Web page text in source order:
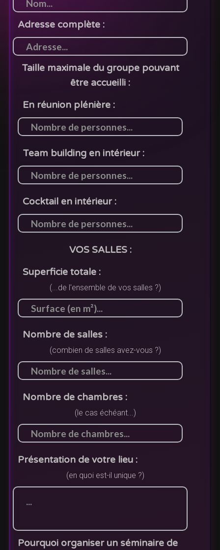
Adresse complète :
Taille maximale du groupe pouvant
être accueilli :
En réunion plénière :
Team building en intérieur :
Cocktail en intérieur :
VOS SALLES :
Superficie totale :
(...de l'ensemble de vos salles ?)
Nombre de salles :
(combien de salles avez-vous ?)
Nombre de chambres :
(le cas échéant...)
Présentation de votre lieu :
(en quoi est-il unique ?)
Pourquoi organiser un séminaire de